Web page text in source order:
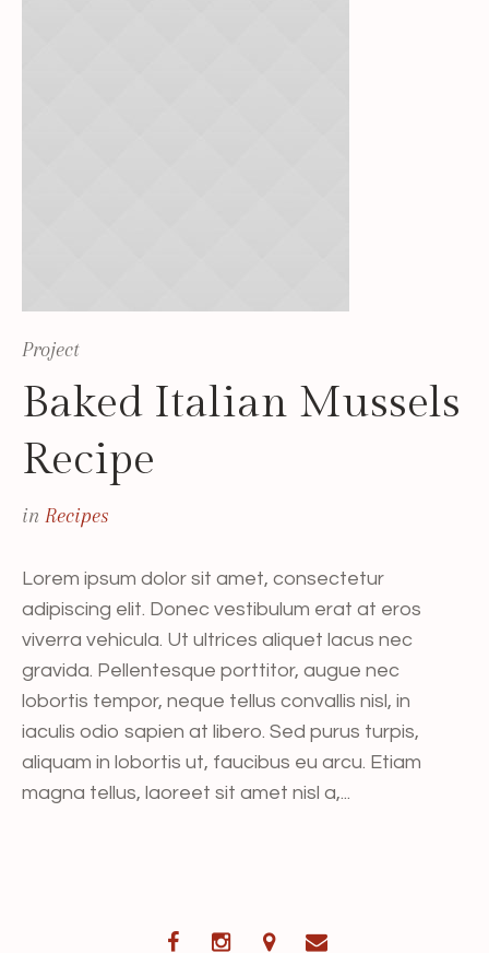
Project
Baked Italian Mussels
Recipe
in Recipes
Lorem ipsum dolor sit amet, consectetur
adipiscing elit. Donec vestibulum erat at eros
viverra vehicula. Ut ultrices aliquet lacus nec
gravida. Pellentesque porttitor, augue nec
lobortis tempor, neque tellus convallis nisl, in
iaculis odio sapien at libero. Sed purus turpis,
aliquam in lobortis ut, faucibus eu arcu. Etiam
magna tellus, laoreet sit amet nisl a,...